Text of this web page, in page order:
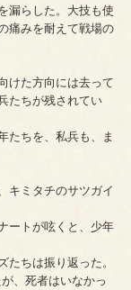
漏らした。大技も使
痛みを耐えて戦場の
けた方向には去って
たちが残されてい
たちを、私兵も、ま
キミタチのサツガイ
ートが呟くと、少年
ちは振り返った。
、死者はいなかっ